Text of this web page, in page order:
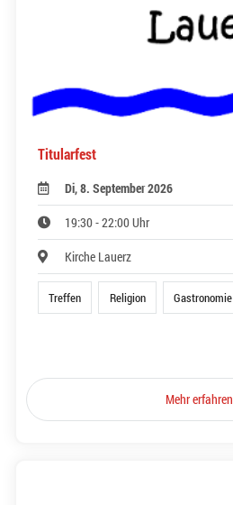
Titularfest
Di, 8. September 2026
19:30 - 22:00 Uhr
Kirche Lauerz
Treffen Religion Gastronomie
Mehr erfahren